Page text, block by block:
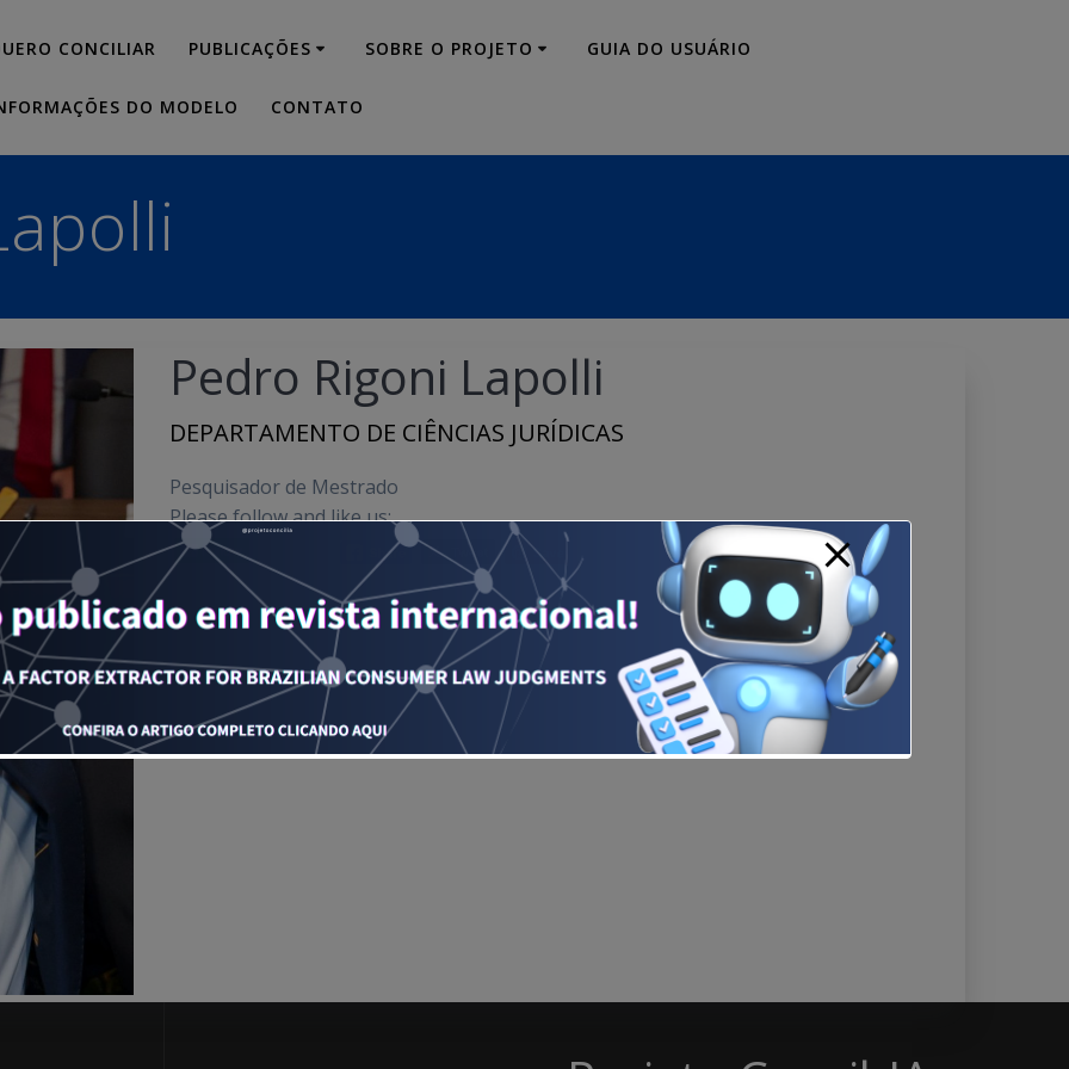
CONCILIAR PUBLICAÇÕES SOBRE O PROJETO GUIA DO USUÁRIO
DO MODELO CONTATO
Pedro Rigoni Lapolli
DEPARTAMENTO DE CIÊNCIAS JURÍDICAS
Pesquisador de Mestrado
Please follow and like us: